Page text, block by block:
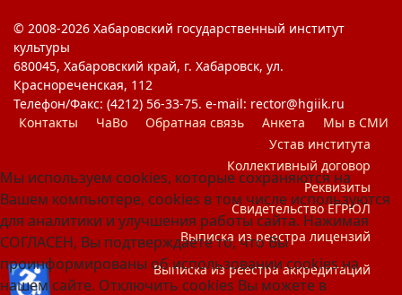
© 2008-2026 Хабаровский государственный институт
культуры
680045, Хабаровский край, г. Хабаровск, ул.
Краснореченская, 112
Телефон/Факс: (4212) 56-33-75. e-mail: rector@hgiik.ru
Контакты
ЧаВо Обратная связь Анкета
Мы в СМИ
Устав института
Коллективный договор
Реквизиты
Свидетельство ЕГРЮЛ
Выписка из реестра лицензий
Выписка из реестра аккредитаций
Мы используем cookies, которые сохраняются на
Вашем компьютере, cookies в том числе используются
для аналитики и улучшения работы сайта. Нажимая
СОГЛАСЕН, Вы подтверждаете то, что Вы
проинформированы об использовании cookies на
нашем сайте. Отключить cookies Вы можете в